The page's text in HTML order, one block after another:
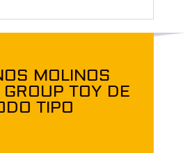
MOLINOS
GROUP TOY DE
TIPO